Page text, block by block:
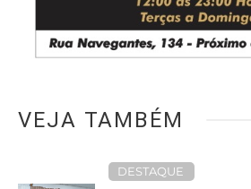
VEJA TAMBÉM
DESTAQUE